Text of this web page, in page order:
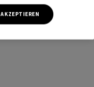
AKZEPTIEREN